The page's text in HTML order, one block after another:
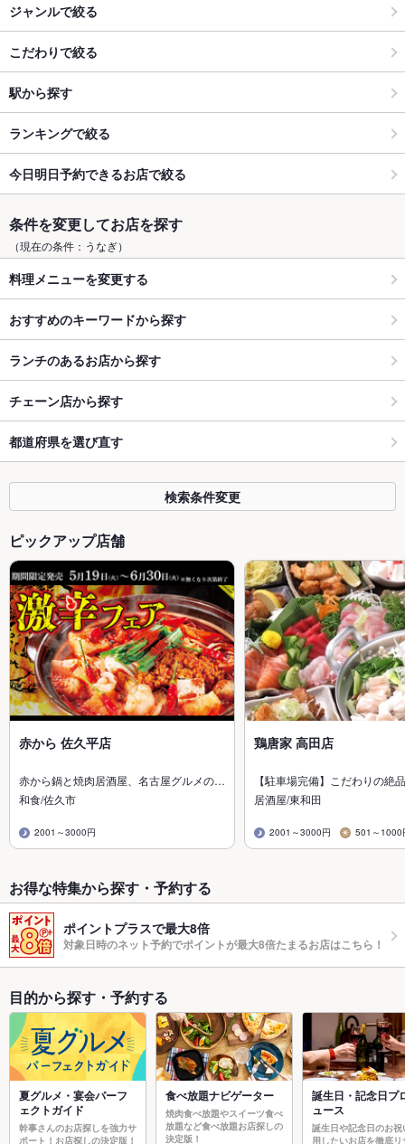
ジャンルで絞る
こだわりで絞る
駅から探す
ランキングで絞る
今日明日予約できるお店で絞る
条件を変更してお店を探す
（現在の条件：うなぎ）
料理メニューを変更する
おすすめのキーワードから探す
ランチのあるお店から探す
チェーン店から探す
都道府県を選び直す
検索条件変更
ピックアップ店舗
赤から 佐久平店
赤から鍋と焼肉居酒屋、名古屋グルメの…
和食/佐久市
2001～3000円
鶏唐家 高田店
【駐車場完備】こだわりの絶
居酒屋/東和田
2001～3000円 501～1000
お得な特集から探す・予約する
ポイントプラスで最大8倍
対象日時のネット予約でポイントが最大8倍たまるお店はこちら！
目的から探す・予約する
夏グルメ・宴会パーフ
ェクトガイド
幹事さんのお店探しを強力サ
ポート！お店探しの決定版！
食べ放題ナビゲーター
焼肉食べ放題やスイーツ食べ
放題など食べ放題お店探しの
決定版！
誕生日・記念日プ
ュース
誕生日や記念日のお祝
用したいお店を徹底リ